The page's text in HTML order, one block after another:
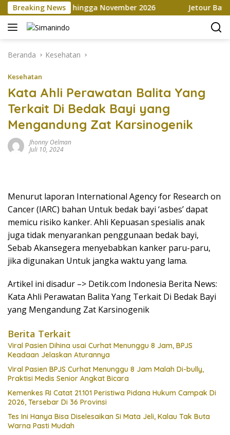
Langsung
ke
konten
Breaking News
Marketplace hingga November 2026 Jetour Bawa
Beranda Kesehatan
Kesehatan
Kata Ahli Perawatan Balita Yang
Terkait Di Bedak Bayi yang
Mengandung Zat Karsinogenik
Jhonny Oelman
Juli 10, 2024
Menurut laporan International Agency for Research on
Cancer (IARC) bahan Untuk bedak bayi ‘asbes’ dapat
memicu risiko kanker. Ahli Kepuasan spesialis anak
juga tidak menyarankan penggunaan bedak bayi,
Sebab Akansegera menyebabkan kanker paru-paru,
jika digunakan Untuk jangka waktu yang lama.
Artikel ini disadur –> Detik.com Indonesia Berita News:
Kata Ahli Perawatan Balita Yang Terkait Di Bedak Bayi
yang Mengandung Zat Karsinogenik
Berita Terkait
Viral Pasien Dihina usai Curhat Menunggu 8 Jam, BPJS
Keadaan Jelaskan Aturannya
Viral Pasien BPJS Curhat Menunggu 8 Jam Malah Di-bully,
Praktisi Medis Senior Angkat Bicara
Kemenkes RI Catat 21.101 Peristiwa Pidana Hukum Campak Di
2026, Tersebar Di 36 Provinsi
Tes Ini Hanya Bisa Diselesaikan Si Mata Jeli, Kalau Tak Buta
Warna Pasti Mudah